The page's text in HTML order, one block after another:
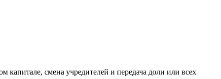
смена учредителей и передача доли или всех